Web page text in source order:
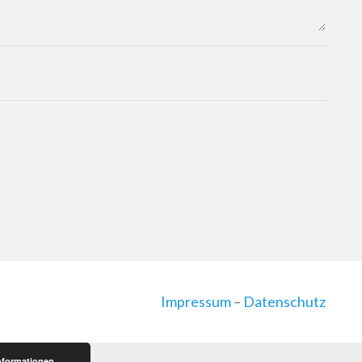
Impressum– Datenschutz